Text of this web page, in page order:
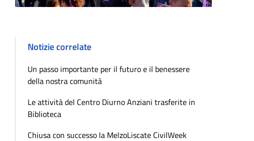
Notizie correlate
Un passo importante per il futuro e il benessere
della nostra comunità
Le attività del Centro Diurno Anziani trasferite in
Biblioteca
Chiusa con successo la MelzoLiscate CivilWeek